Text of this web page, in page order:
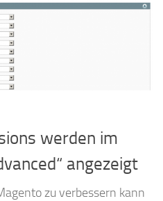
werden im
angezeigt
zu verbessern kann